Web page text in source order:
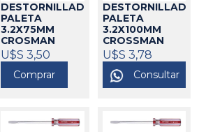
DESTORNILLADOR
PALETA
3.2X75MM
CROSMAN
550003
U$S 3,50
Comprar
PALETA
3.2X100MM
CROSSMAN
550004
U$S 3,78
Consultar